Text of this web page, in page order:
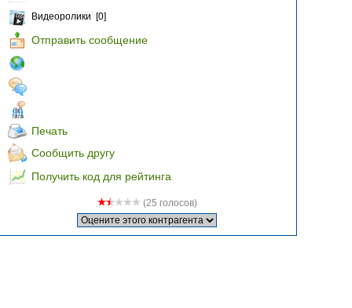
Видеоролики [0]
Отправить сообщение
Печать
Сообщить другу
Получить код для рейтинга
(25 голосов)